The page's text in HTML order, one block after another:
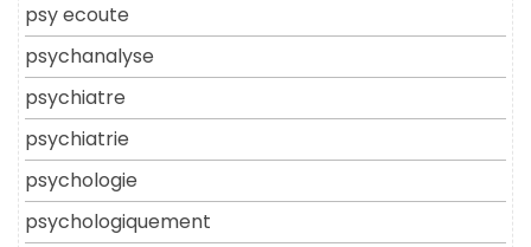
psy ecoute
psychanalyse
psychiatre
psychiatrie
psychologie
psychologiquement